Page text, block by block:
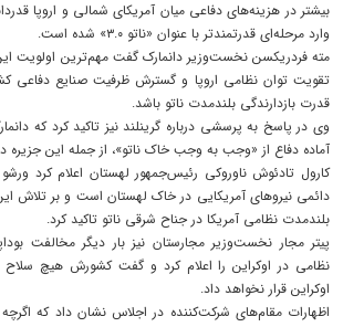
بیشتر در هزینه‌های دفاعی میان آمریکای شمالی و اروپا
وارد مرحله‌ای قدرتمندتر با عنوان «ناتو ۳.۰» شده است.
مته فردریکسن نخست‌وزیر دانمارک گفت مهم‌ترین اولویت
تقویت توان نظامی اروپا و گسترش ظرفیت صنایع دفاعی
قدرت بازدارندگی بلندمدت ناتو باشد.
وی در پاسخ به پرسشی درباره گرینلند نیز تاکید کرد که
آماده دفاع از «وجب به وجب خاک ناتو»، از جمله این
کارول تادئوش ناوروکی رئیس‌جمهور لهستان اعلام کرد
دائمی نیروهای آمریکایی در خاک لهستان است و بر تلاش
بلندمدت نظامی آمریکا در جناح شرقی ناتو تاکید کرد.
پیتر مجار نخست‌وزیر مجارستان نیز بار دیگر مخالفت
نظامی در اوکراین را اعلام کرد و گفت کشورش هیچ سلاح
اوکراین قرار نخواهد داد.
اظهارات مقام‌های شرکت‌کننده در اجلاس نشان داد که